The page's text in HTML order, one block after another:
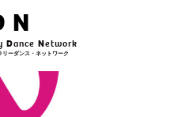
DanceNetwork
ーダンス・ネットワーク